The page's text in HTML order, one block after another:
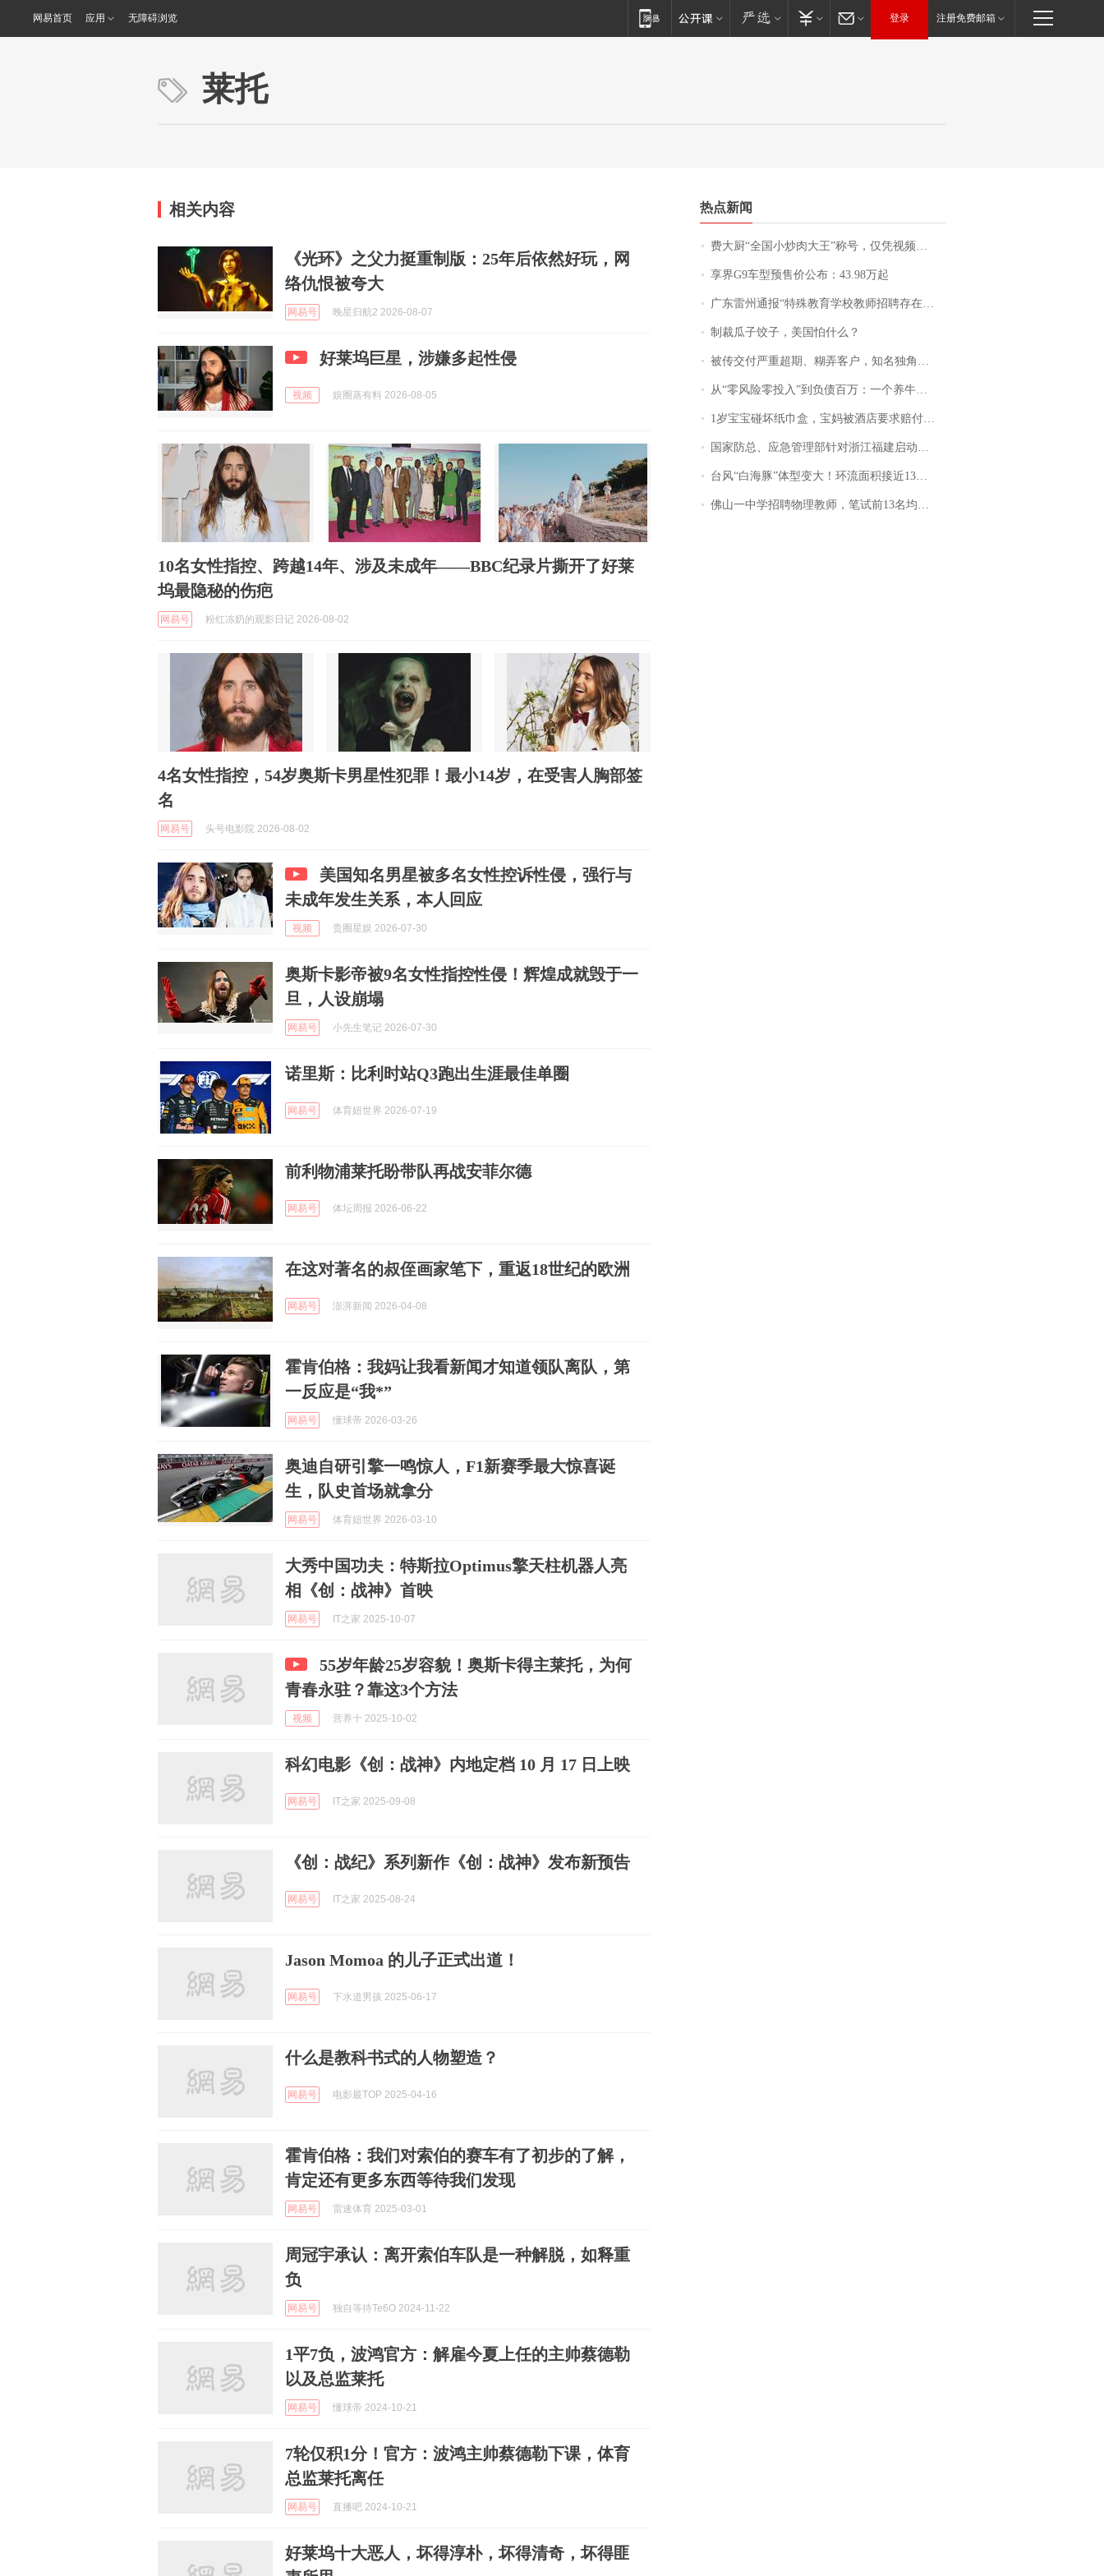
网易首页 应用 无障碍浏览 登录 注册免费邮箱
莱托
相关内容
《光环》之父力挺重制版：25年后依然好玩，网
络仇恨被夸大
网易号 晚星归航2 2026-08-07
好莱坞巨星，涉嫌多起性侵
视频 娱圈蒸有料 2026-08-05
10名女性指控、跨越14年、涉及未成年——BBC纪录片撕开了好莱
坞最隐秘的伤疤
网易号 粉红冻奶的观影日记 2026-08-02
4名女性指控，54岁奥斯卡男星性犯罪！最小14岁，在受害人胸部签
名
网易号 头号电影院 2026-08-02
美国知名男星被多名女性控诉性侵，强行与
未成年发生关系，本人回应
视频 贵圈星娱 2026-07-30
奥斯卡影帝被9名女性指控性侵！辉煌成就毁于一
旦，人设崩塌
网易号 小先生笔记 2026-07-30
诺里斯：比利时站Q3跑出生涯最佳单圈
网易号 体育妞世界 2026-07-19
前利物浦莱托盼带队再战安菲尔德
网易号 体坛周报 2026-06-22
在这对著名的叔侄画家笔下，重返18世纪的欧洲
网易号 澎湃新闻 2026-04-08
霍肯伯格：我妈让我看新闻才知道领队离队，第
一反应是“我*”
网易号 懂球帝 2026-03-26
奥迪自研引擎一鸣惊人，F1新赛季最大惊喜诞
生，队史首场就拿分
网易号 体育妞世界 2026-03-10
大秀中国功夫：特斯拉Optimus擎天柱机器人亮
相《创：战神》首映
网易号 IT之家 2025-10-07
55岁年龄25岁容貌！奥斯卡得主莱托，为何
青春永驻？靠这3个方法
视频 营养十 2025-10-02
科幻电影《创：战神》内地定档 10 月 17 日上映
网易号 IT之家 2025-09-08
《创：战纪》系列新作《创：战神》发布新预告
网易号 IT之家 2025-08-24
Jason Momoa 的儿子正式出道！
网易号 下水道男孩 2025-06-17
什么是教科书式的人物塑造？
网易号 电影最TOP 2025-04-16
霍肯伯格：我们对索伯的赛车有了初步的了解，
肯定还有更多东西等待我们发现
网易号 雷速体育 2025-03-01
周冠宇承认：离开索伯车队是一种解脱，如释重
负
网易号 独自等待Te6O 2024-11-22
1平7负，波鸿官方：解雇今夏上任的主帅蔡德勒
以及总监莱托
网易号 懂球帝 2024-10-21
7轮仅积1分！官方：波鸿主帅蔡德勒下课，体育
总监莱托离任
网易号 直播吧 2024-10-21
好莱坞十大恶人，坏得淳朴，坏得清奇，坏得匪
热点新闻
费大厨“全国小炒肉大王”称号，仅凭视频评出？中国烹饪协会回应
享界G9车型预售价公布：43.98万起
广东雷州通报“特殊教育学校教师招聘存在违规行为”：已启动问责程序 副校长被停职
制裁瓜子饺子，美国怕什么？
被传交付严重超期、糊弄客户，知名独角兽车企创始人回应：都没证据，将依法采取措施，“本人长期与美国交管局保持沟通，对方表示肯定”
从“零风险零投入”到负债百万：一个养牛项目崩盘后，谁该为农户的贷款买单丨红星调查
1岁宝宝碰坏纸巾盒，宝妈被酒店要求赔付924元！三亚一酒店回复：骨瓷定制！网友一查价格，吵翻了
国家防总、应急管理部针对浙江福建启动防汛防台风四级应急响应
台风“白海豚”体型变大！环流面积接近13个浙江那么大
佛山一中学招聘物理教师，笔试前13名均遭淘汰？教育局：已叫停招聘，成立调查组全面核查